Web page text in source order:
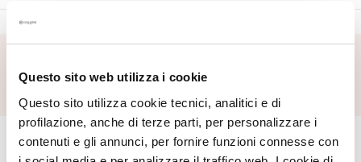
Questo sito web utilizza i cookie
Questo sito utilizza cookie tecnici, analitici e di
profilazione, anche di terze parti, per personalizzare i
contenuti e gli annunci, per fornire funzioni connesse con
O
S
p
e
c
CORPORATE
About Us
MY PROFILE
Account Information